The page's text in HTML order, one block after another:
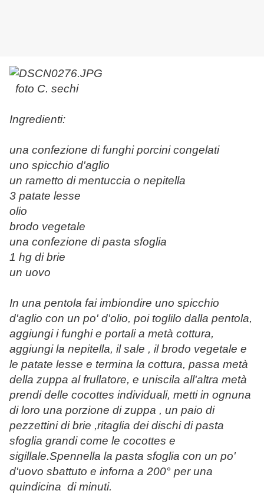
foto C. sechi
Ingredienti:
una confezione di funghi porcini congelati
uno spicchio d'aglio
un rametto di mentuccia o nepitella
3 patate lesse
olio
brodo vegetale
una confezione di pasta sfoglia
1 hg di brie
un uovo
In una pentola fai imbiondire uno spicchio
d'aglio con un po' d'olio, poi toglilo dalla pentola,
aggiungi i funghi e portali a metà cottura,
aggiungi la nepitella, il sale , il brodo vegetale e
le patate lesse e termina la cottura, passa metà
della zuppa al frullatore, e uniscila all'altra metà
prendi delle cocottes individuali, metti in ognuna
di loro una porzione di zuppa , un paio di
pezzettini di brie ,ritaglia dei dischi di pasta
sfoglia grandi come le cocottes e
sigillale.Spennella la pasta sfoglia con un po'
d'uovo sbattuto e inforna a 200° per una
quindicina di minuti.